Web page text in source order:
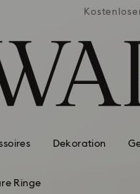
Dekoration
Ringe